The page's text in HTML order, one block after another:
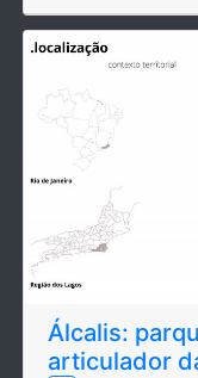
Álcalis:
articulador